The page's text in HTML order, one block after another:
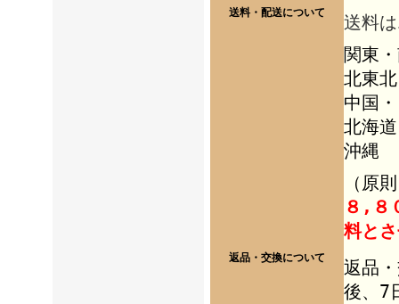
送料・配送について
送料
関東
北東
中国
北海
沖縄
（ 原
８,８
料と
返品・交換について
返品
後、7